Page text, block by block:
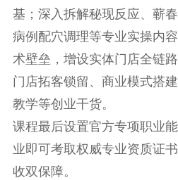
基；深入拆解秘现反应、蕲
病例配穴调理等专业实操内
术壁垒，增设实体门店全链
门店拓客锁留、商业模式搭
教学等创业干货。
课程最后设置官方专项职业
业即可考取权威专业资质证
收双保障。